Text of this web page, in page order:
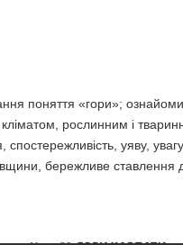
поняття «гори»;
рослинним і
уяву,
бережливе ставлення